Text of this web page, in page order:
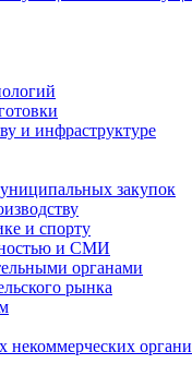
и инфраструктуре
закупок
и спорту
и СМИ
органами
рынка
некоммерческих